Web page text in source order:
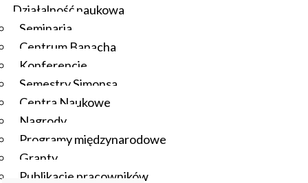
Działalność naukowa
Seminaria
Centrum Banacha
Konferencje
Semestry Simonsa
Centra Naukowe
Nagrody
Programy międzynarodowe
Granty
Publikacje pracowników